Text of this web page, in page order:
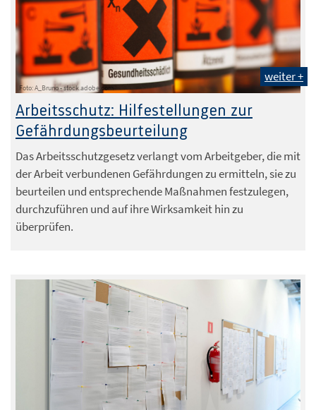
Foto: A_Bruno - stock.adobe.com
weiter +
Arbeitsschutz: Hilfestellungen zur
Gefährdungsbeurteilung
Das Arbeitsschutzgesetz verlangt vom Arbeitgeber, die mit
der Arbeit verbundenen Gefährdungen zu ermitteln, sie zu
beurteilen und entsprechende Maßnahmen festzulegen,
durchzuführen und auf ihre Wirksamkeit hin zu
überprüfen.